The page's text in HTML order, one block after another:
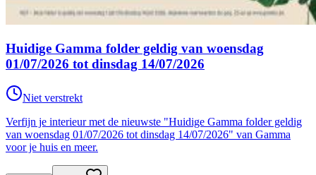
Huidige Gamma folder geldig van woensdag
01/07/2026 tot dinsdag 14/07/2026
Niet verstrekt
Verfijn je interieur met de nieuwste "Huidige Gamma folder geldig
van woensdag 01/07/2026 tot dinsdag 14/07/2026" van Gamma
voor je huis en meer.